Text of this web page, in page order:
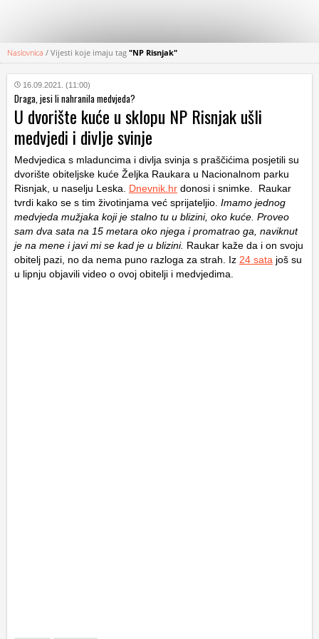
KATEGORIJE
HRVATSKI
WEB
Naslovnica / Vijesti koje imaju tag "NP Risnjak"
16.09.2021. (11:00)
Draga, jesi li nahranila medvjeda?
U dvorište kuće u sklopu NP Risnjak ušli
medvjedi i divlje svinje
Medvjedica s mladuncima i divlja svinja s praščićima posjetili su
dvorište obiteljske kuće Željka Raukara u Nacionalnom parku
Risnjak, u naselju Leska. Dnevnik.hr donosi i snimke. Raukar
tvrdi kako se s tim životinjama već sprijateljio. Imamo jednog
medvjeda mužjaka koji je stalno tu u blizini, oko kuće. Proveo
sam dva sata na 15 metara oko njega i promatrao ga, naviknut
je na mene i javi mi se kad je u blizini. Raukar kaže da i on svoju
obitelj pazi, no da nema puno razloga za strah. Iz 24 sata još su
u lipnju objavili video o ovoj obitelji i medvjedima.